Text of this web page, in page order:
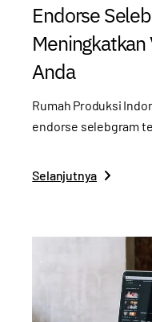
Endorse
Anda
Rumah Produksi
endorse selebgram
Selanjutnya